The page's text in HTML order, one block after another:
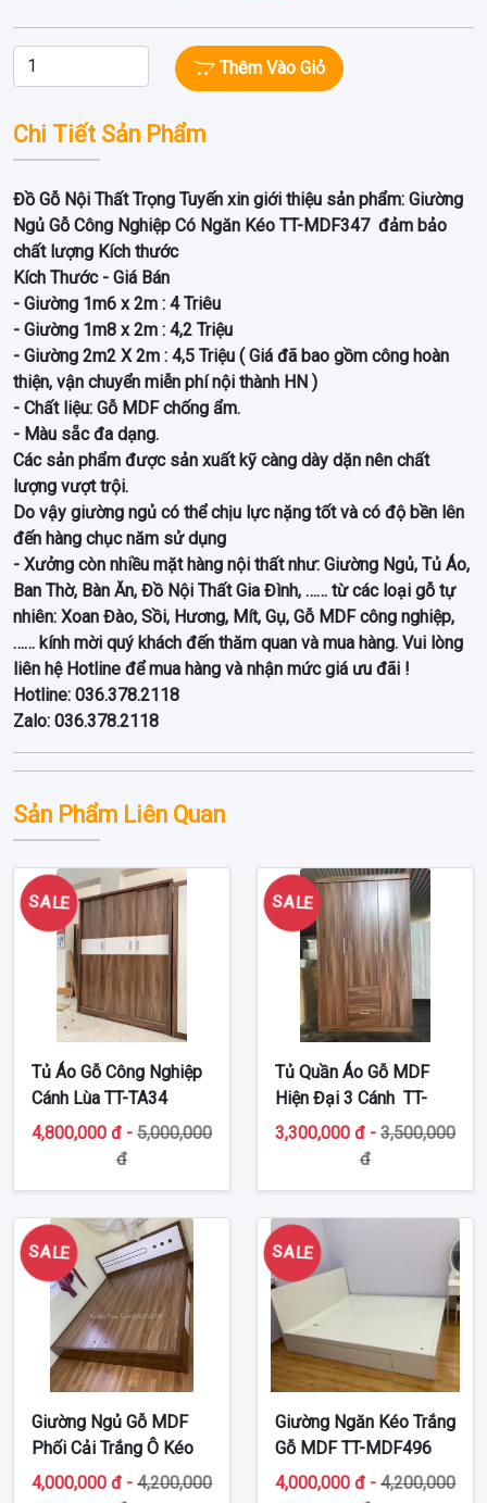
Thêm Vào Giỏ
Chi Tiết Sản Phẩm
Đồ Gỗ Nội Thất Trọng Tuyến xin giới thiệu sản phẩm: Giường
Ngủ Gỗ Công Nghiệp Có Ngăn Kéo TT-MDF347 đảm bảo
chất lượng Kích thước
Kích Thước - Giá Bán
- Giường 1m6 x 2m : 4 Triêu
- Giường 1m8 x 2m : 4,2 Triệu
- Giường 2m2 X 2m : 4,5 Triệu ( Giá đã bao gồm công hoàn
thiện, vận chuyển miễn phí nội thành HN )
- Chất liệu: Gỗ MDF chống ẩm.
- Màu sẵc đa dạng.
Các sản phẩm được sản xuất kỹ càng dày dặn nên chất
lượng vượt trội.
Do vậy giường ngủ có thể chịu lực nặng tốt và có độ bền lên
đến hàng chục năm sử dụng
- Xưởng còn nhiều mặt hàng nội thất như: Giường Ngủ, Tủ Áo,
Ban Thờ, Bàn Ăn, Đồ Nội Thất Gia Đình, …… từ các loại gỗ tự
nhiên: Xoan Đào, Sồi, Hương, Mít, Gụ, Gỗ MDF công nghiệp,
…… kính mời quý khách đến thăm quan và mua hàng. Vui lòng
liên hệ Hotline để mua hàng và nhận mức giá ưu đãi !
Hotline: 036.378.2118
Zalo: 036.378.2118
Sản Phẩm Liên Quan
SALE
Tủ Áo Gỗ Công Nghiệp
Cánh Lùa TT-TA34
4,800,000 đ - 5,000,000
đ
SALE
Tủ Quần Áo Gỗ MDF
Hiện Đại 3 Cánh TT-
MDF48
3,300,000 đ - 3,500,000
đ
SALE
Giường Ngủ Gỗ MDF
Phối Cải Trắng Ô Kéo
TT-MDF547
4,000,000 đ - 4,200,000
SALE
Giường Ngăn Kéo Trắng
Gỗ MDF TT-MDF496
4,000,000 đ - 4,200,000